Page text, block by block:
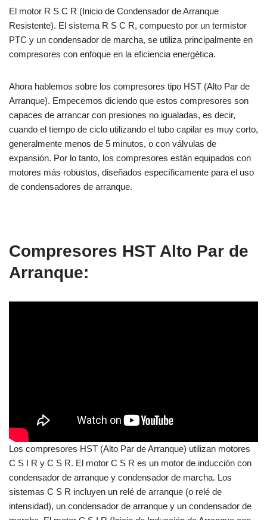
El motor R S C R (Inicio de Condensador de Arranque
Resistente). El sistema R S C R, compuesto por un termistor
PTC y un condensador de marcha, se utiliza principalmente en
compresores con enfoque en la eficiencia energética.
Ahora hablemos sobre los compresores tipo HST (Alto Par de
Arranque). Empecemos diciendo que estos compresores son
capaces de arrancar con presiones no igualadas, es decir,
cuando el tiempo de ciclo utilizando el tubo capilar es muy corto,
generalmente menos de 5 minutos, o con válvulas de
expansión. Por lo tanto, los compresores están equipados con
motores más robustos, diseñados específicamente para el uso
de condensadores de arranque.
Compresores HST Alto Par de
Arranque:
Los compresores HST (Alto Par de Arranque) utilizan motores
C S I R y C S R. El motor C S R es un motor de inducción con
condensador de arranque y condensador de marcha. Los
sistemas C S R incluyen un relé de arranque (o relé de
intensidad), un condensador de arranque y un condensador de